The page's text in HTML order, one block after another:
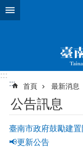
跳到主要內容區塊
:::
:::
首頁 最新消息
公告訊息
臺南市政府鼓勵建
📢更新公告